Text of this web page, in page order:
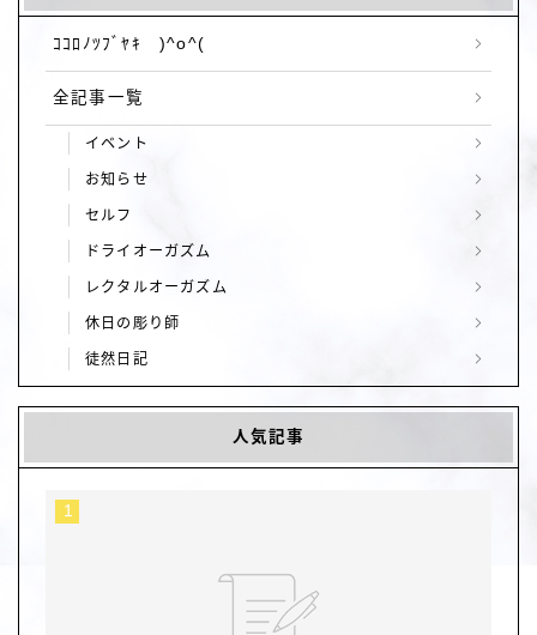
ｺｺﾛﾉﾂﾌﾞﾔｷ )^o^(
全記事一覧
イベント
お知らせ
セルフ
ドライオーガズム
レクタルオーガズム
休日の彫り師
徒然日記
人気記事